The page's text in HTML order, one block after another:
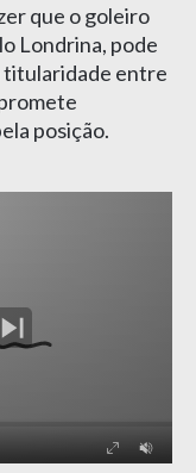
que o goleiro
Londrina, pode
titularidade entre
posição.